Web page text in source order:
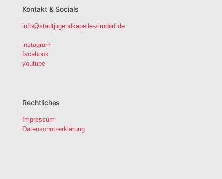
Kontakt & Socials
info@stadtjugendkapelle-zirndorf.de
instagram
facebook
youtube
Rechtliches
Impressum
Datenschutzerklärung